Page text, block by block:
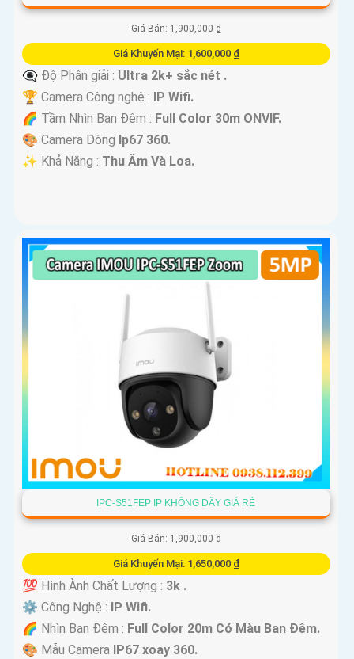
Giá Bán: 1,900,000 ₫
Giá Khuyến Mại: 1,600,000 ₫
👁️‍🗨 Độ Phân giải : Ultra 2k+ sắc nét .
🏆 Camera Công nghệ :
IP Wifi.
🌈 Tầm Nhìn Ban Đêm : Full Color 30m ONVIF.
🎨 Camera Dòng Ip67 360.
️✨ Khả Năng : Thu Âm Và Loa.
IPC-S51FEP IP KHÔNG DÂY GIÁ RẺ
Giá Bán: 1,900,000 ₫
Giá Khuyến Mại: 1,650,000 ₫
💯 Hình Ành Chất Lượng : 3k .
⚙ Công Nghệ :
IP Wifi.
🌈 Nhìn Ban Đêm : Full Color 20m Có Màu Ban Ðêm.
🎨 Mẫu Camera IP67 xoay 360.